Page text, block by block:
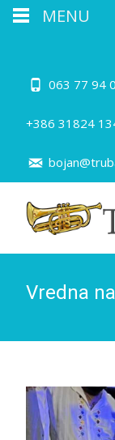
063 77 94
+386 31824
Vredna
MENU